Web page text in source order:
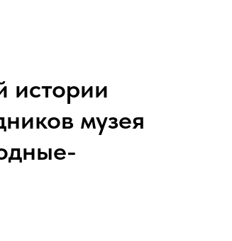
истории
музея